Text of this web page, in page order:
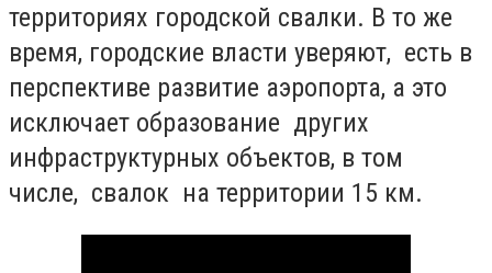
территориях городской свалки. В то же
время, городские власти уверяют, есть в
перспективе развитие аэропорта, а это
исключает образование других
инфраструктурных объектов, в том
числе, свалок на территории 15 км.